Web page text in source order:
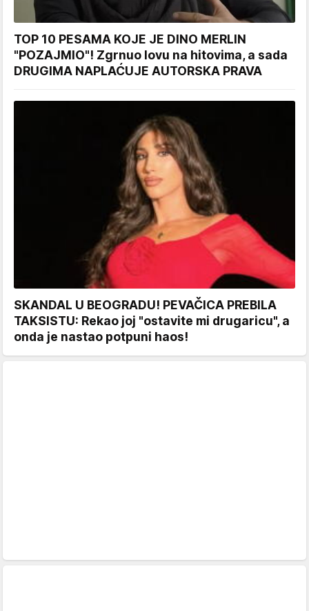
TOP 10 PESAMA KOJE JE DINO MERLIN
"POZAJMIO"! Zgrnuo lovu na hitovima, a sada
DRUGIMA NAPLAĆUJE AUTORSKA PRAVA
SKANDAL U BEOGRADU! PEVAČICA PREBILA
TAKSISTU: Rekao joj "ostavite mi drugaricu", a
onda je nastao potpuni haos!